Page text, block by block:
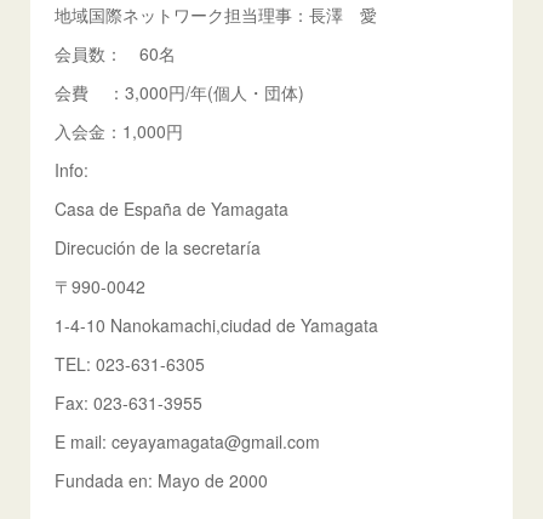
地域国際ネットワーク担当理事：長澤 愛
会員数： 60名
会費 ：3,000円/年(個人・団体)
入会金：1,000円
Info:
Casa de España de Yamagata
Direcución de la secretaría
〒990-0042
1-4-10 Nanokamachi,ciudad de Yamagata
TEL: 023-631-6305
Fax: 023-631-3955
E mail: ceyayamagata@gmail.com
Fundada en: Mayo de 2000